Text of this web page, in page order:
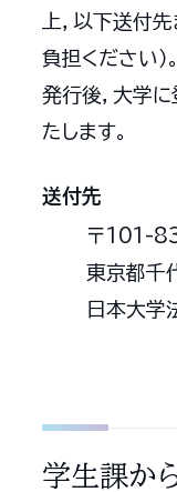
上，以下送付
負担ください）。
発行後，大学
たします。
送付先
〒101-
東京都千
日本大学
学生課か